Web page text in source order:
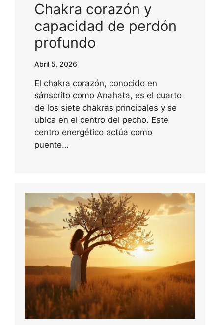
Chakra corazón y
capacidad de perdón
profundo
Abril 5, 2026
El chakra corazón, conocido en
sánscrito como Anahata, es el cuarto
de los siete chakras principales y se
ubica en el centro del pecho. Este
centro energético actúa como
puente…